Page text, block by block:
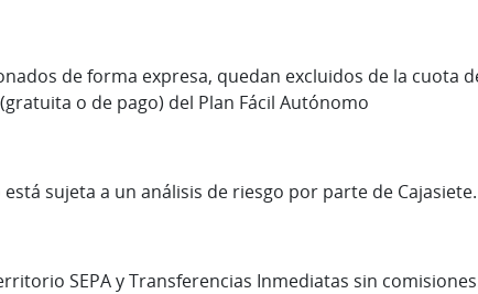
de forma expresa, quedan excluidos de la cuota
o de pago) del Plan Fácil Autónomo
sujeta a un análisis de riesgo por parte de Cajasiete.
SEPA y Transferencias Inmediatas sin